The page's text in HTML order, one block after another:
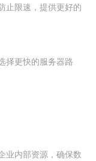
止限速，提供更好的
择更快的服务器路
业内部资源，确保数